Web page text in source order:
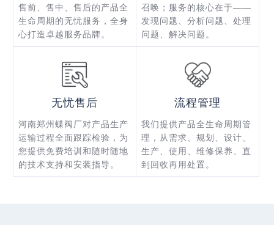
售前、售中、售后的产品全
生命周期的无忧服务，全身
心打造卓越服务品牌。
召唤；服务的核心在于——
发现问题、分析问题、处理
问题、解决问题。
无忧售后
河南郑州蝶阀厂对产品生产
运输过程全面跟踪检验，为
您提供免费培训和随时随地
的技术支持和安装指导。
流程管理
我们提供产品全生命周期管
理，从需求、规划、设计、
生产、使用、维修保养、直
到回收再用处置。